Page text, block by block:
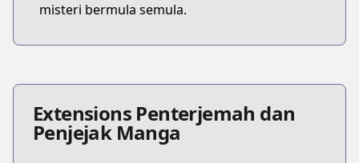
misteri bermula semula.
Extensions Penterjemah dan
Penjejak Manga